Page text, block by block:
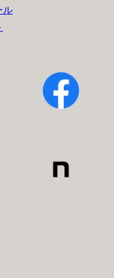
ル